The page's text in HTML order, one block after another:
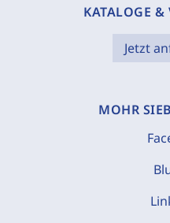
KATALOGE &
Jetzt
MOHR